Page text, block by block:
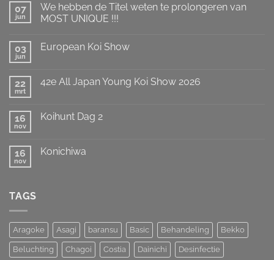
07
jun
We hebben de Titel weten te prolongeren van
MOST UNIQUE !!!
op
Titel
weten
MOST
03
jun
European Koi Show
European
22
mrt
42e All Japan Young Koi Show 2026
42e
Koi
Show
16
nov
Koihunt Dag 2
Koihunt
16
nov
Konichiwa
TAGS
Aragoke Asagi baransu Basic Behandeling Bekko
Beluchting Chagoi Costia Dainichi Desinfectie